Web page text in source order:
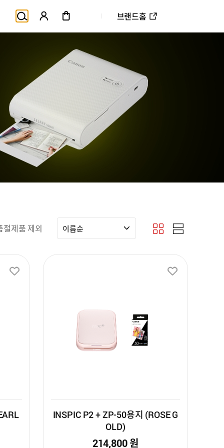
어서다
복합기 2개 부문 1위
브랜드홈
절제품 제외 이름순
INSPIC P2 + ZP-50용지 (ROSE G
OLD)
214,800원